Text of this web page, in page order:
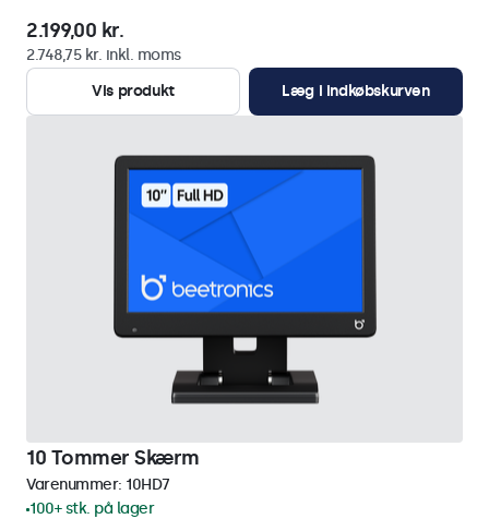
2.199,00 kr.
2.748,75 kr. inkl. moms
Vis produkt
Læg i indkøbskurven
10 Tommer Skærm
Varenummer: 10HD7
100+ stk. på lager